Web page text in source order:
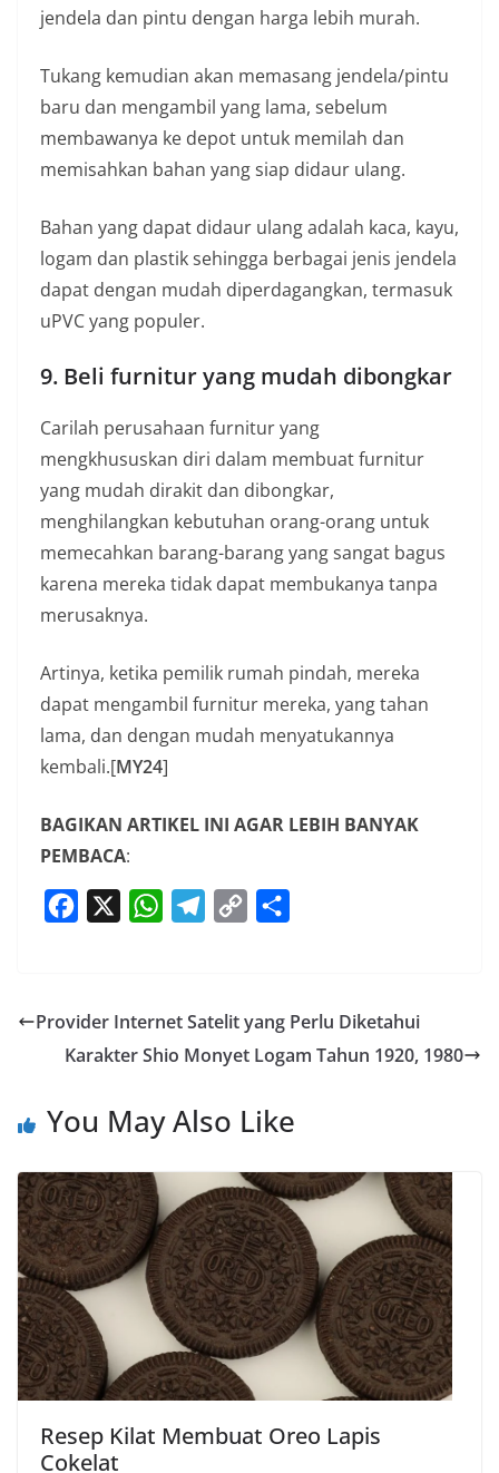
jendela dan pintu dengan harga lebih murah.
Tukang kemudian akan memasang jendela/pintu
baru dan mengambil yang lama, sebelum
membawanya ke depot untuk memilah dan
memisahkan bahan yang siap didaur ulang.
Bahan yang dapat didaur ulang adalah kaca, kayu,
logam dan plastik sehingga berbagai jenis jendela
dapat dengan mudah diperdagangkan, termasuk
uPVC yang populer.
9. Beli furnitur yang mudah dibongkar
Carilah perusahaan furnitur yang
mengkhususkan diri dalam membuat furnitur
yang mudah dirakit dan dibongkar,
menghilangkan kebutuhan orang-orang untuk
memecahkan barang-barang yang sangat bagus
karena mereka tidak dapat membukanya tanpa
merusaknya.
Artinya, ketika pemilik rumah pindah, mereka
dapat mengambil furnitur mereka, yang tahan
lama, dan dengan mudah menyatukannya
kembali.[MY24]
BAGIKAN ARTIKEL INI AGAR LEBIH BANYAK
PEMBACA:
k
W
p
m
L
n
k
Provider Internet Satelit yang Perlu Diketahui
Karakter Shio Monyet Logam Tahun 1920, 1980
You May Also Like
Resep Kilat Membuat Oreo Lapis
Cokelat